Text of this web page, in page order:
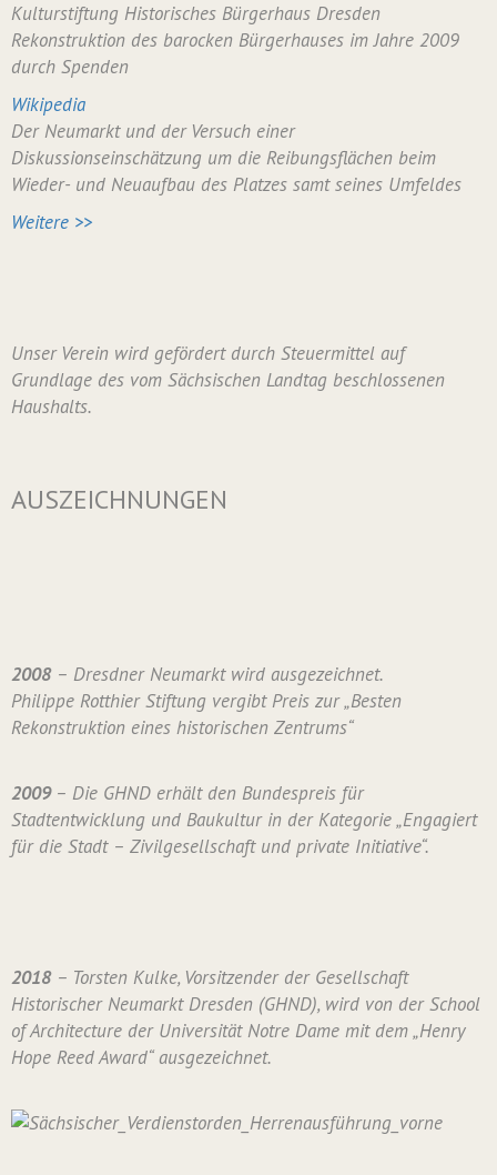
Kulturstiftung Historisches Bürgerhaus Dresden
Rekonstruktion des barocken Bürgerhauses im Jahre 2009
durch Spenden
Wikipedia
Der Neumarkt und der Versuch einer
Diskussionseinschätzung um die Reibungsflächen beim
Wieder- und Neuaufbau des Platzes samt seines Umfeldes
Weitere >>
Unser Verein wird gefördert durch Steuermittel auf
Grundlage des vom Sächsischen Landtag beschlossenen
Haushalts.
AUSZEICHNUNGEN
2008– Dresdner Neumarkt wird ausgezeichnet.
Philippe Rotthier Stiftung vergibt Preis zur „Besten
Rekonstruktion eines historischen Zentrums“
2009 – Die GHND erhält den Bundespreis für
Stadtentwicklung und Baukultur in der Kategorie „Engagiert
für die Stadt – Zivilgesellschaft und private Initiative“.
2018– Torsten Kulke, Vorsitzender der Gesellschaft
Historischer Neumarkt Dresden (GHND), wird von der School
of Architecture der Universität Notre Dame mit dem „Henry
Hope Reed Award“ ausgezeichnet.